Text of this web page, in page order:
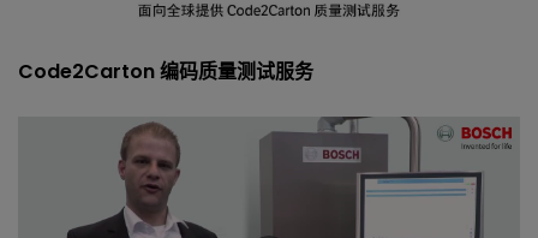
Code2Carton 编码质量测试服务